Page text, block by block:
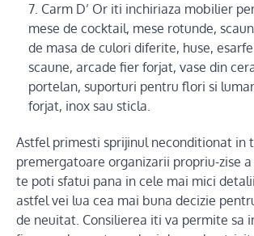
Carm D’ Or iti inchiriaza mobilier
mese de cocktail, mese rotunde,
de masa de culori diferite, huse,
scaune, arcade fier forjat, vase din
portelan, suporturi pentru flori si
forjat, inox sau sticla.
Astfel primesti sprijinul neconditionat in
premergatoare organizarii propriu-zise
te poti sfatui pana in cele mai mici
astfel vei lua cea mai buna decizie
de neuitat. Consilierea iti va permite sa